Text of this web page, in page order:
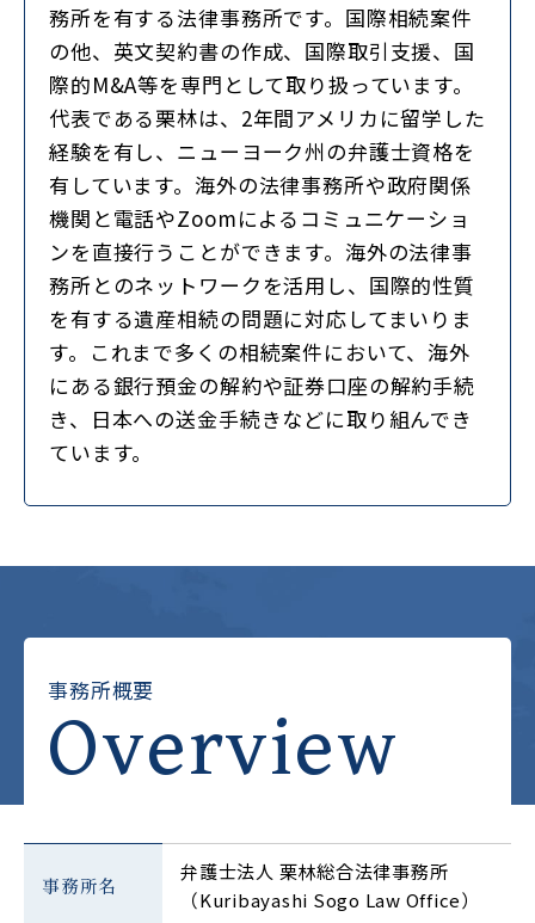
務所を有する法律事務所です。国際相続案件
の他、英文契約書の作成、国際取引支援、国
際的M&A等を専門として取り扱っています。
代表である栗林は、2年間アメリカに留学した
経験を有し、ニューヨーク州の弁護士資格を
有しています。海外の法律事務所や政府関係
機関と電話やZoomによるコミュニケーショ
ンを直接行うことができます。海外の法律事
務所とのネットワークを活用し、国際的性質
を有する遺産相続の問題に対応してまいりま
す。これまで多くの相続案件において、海外
にある銀行預金の解約や証券口座の解約手続
き、日本への送金手続きなどに取り組んでき
ています。
事務所概要
Overview
事務所名
弁護士法人 栗林総合法律事務所
（Kuribayashi Sogo Law Office）